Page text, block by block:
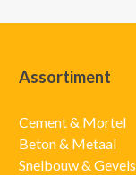
Assortiment
Cement & Mortel
Beton & Metaal
Snelbouw & Gevels